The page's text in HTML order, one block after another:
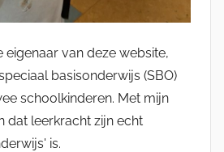
eigenaar van deze website,
basisonderwijs (SBO)
schoolkinderen. Met mijn
dat leerkracht zijn echt
is.